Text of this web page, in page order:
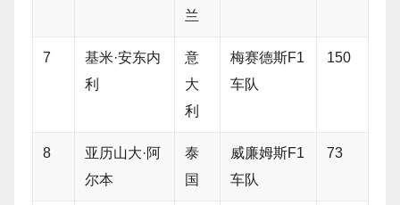
兰
7
基米·安东内
利
意
大
利
梅赛德斯F1
车队
150
8
亚历山大·阿
尔本
泰
国
威廉姆斯F1
车队
73